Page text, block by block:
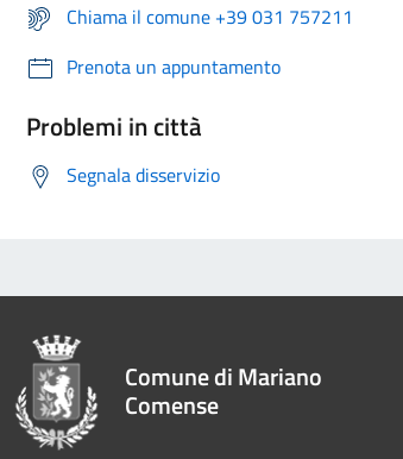
Chiama il comune +39 031 757211
Prenota un appuntamento
Problemi in città
Segnala disservizio
Comune di Mariano
Comense